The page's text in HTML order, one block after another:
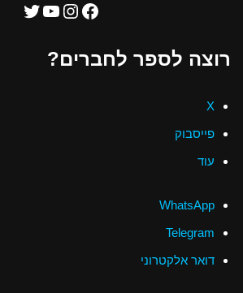
רוצה לספר לחברים?
X
פייסבוק
עוד
WhatsApp
Telegram
דואר אלקטרוני